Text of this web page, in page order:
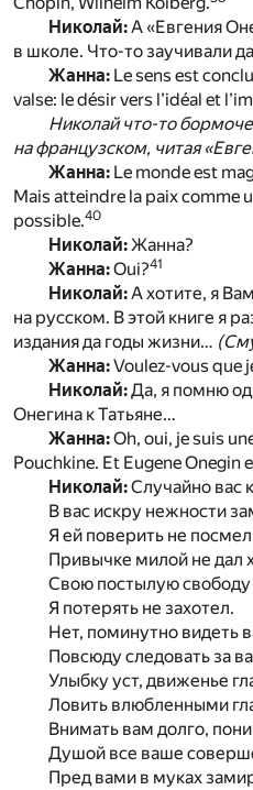
Николай:А «Евгения
в школе. Что-то заучивали
Жанна: Le sens est
valse: le désir vers l’idéal et
Николай что-то
на французском, читая
Жанна: Le monde est
Mais atteindre la paix comme
possible.40
Николай:Жанна?
Жанна:Oui?41
Николай:А хотите, я
на русском. В этой книге я
издания да годы жизни…
Жанна:Voulez-vous que
Николай:Да, я помню
Онегина к Татьяне…
Жанна:Oh, oui, je suis
Pouchkine. Et Eugene Onegin
Николай:Случайно вас
В вас искру нежности
Я ей поверить не
Привычке милой не дал
Свою постылую свободу
Я потерять не захотел.
Нет, поминутно видеть
Повсюду следовать за
Улыбку уст, движенье
Ловить влюбленными
Внимать вам долго,
Душой все ваше
Пред вами в муках